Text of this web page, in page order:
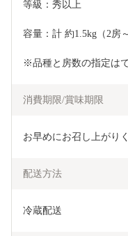
等級：秀以上
容量：計 約1.5kg（2房
※品種と房数の指定は
消費期限/賞味期限
お早めにお召し上がり
配送方法
冷蔵配送